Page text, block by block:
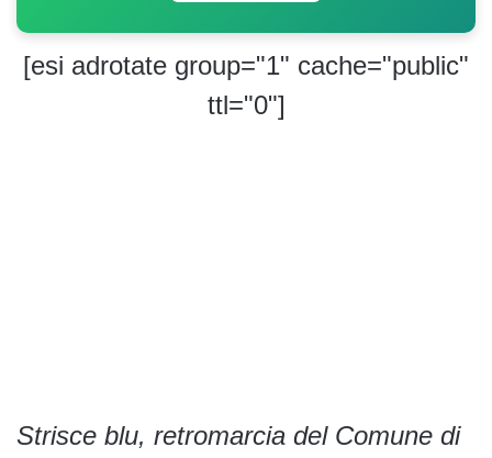
[esi adrotate group="1" cache="public"
ttl="0"]
Strisce blu, retromarcia del Comune di